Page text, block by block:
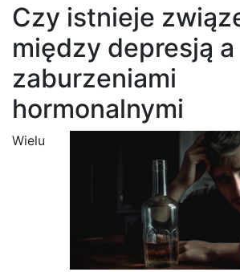
Czy istnieje
między depresją a
zaburzeniami
hormonalnymi
Wielu